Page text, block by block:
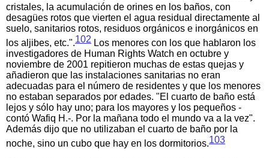
cristales, la acumulación de orines en los baños, con
desagües rotos que vierten el agua residual directamente al
suelo, sanitarios rotos, residuos orgánicos e inorgánicos en
los aljibes, etc.".102 Los menores con los que hablaron los
investigadores de Human Rights Watch en octubre y
noviembre de 2001 repitieron muchas de estas quejas y
añadieron que las instalaciones sanitarias no eran
adecuadas para el número de residentes y que los menores
no estaban separados por edades. "El cuarto de baño está
lejos y sólo hay uno; para los mayores y los pequeños -
contó Wafiq H.-. Por la mañana todo el mundo va a la vez".
Además dijo que no utilizaban el cuarto de baño por la
noche, sino un cubo que hay en los dormitorios.103